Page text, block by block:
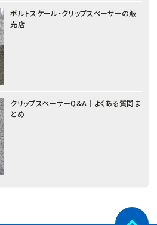
ボルトスケール・クリップスペーサーの販
売店
クリップスペーサーQ&A｜よくある質問ま
とめ